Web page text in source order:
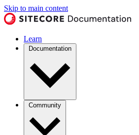
Skip to main content
Learn
Documentation
Community